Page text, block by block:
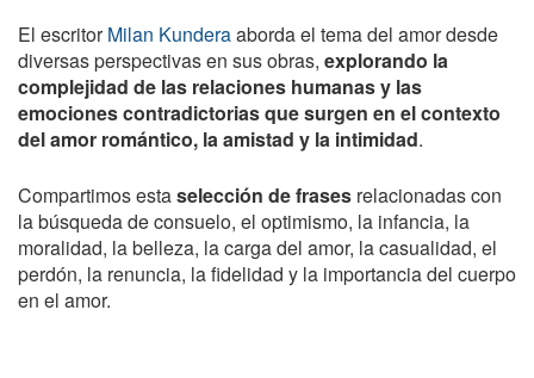
El escritorMilan Kunderaaborda el tema del amor desde
diversas perspectivas en sus obras, explorando la
complejidad de las relaciones humanas y las
emociones contradictorias que surgen en el contexto
del amor romántico, la amistad y la intimidad.
Compartimos estaselección de frases relacionadas con
la búsqueda de consuelo, el optimismo, la infancia, la
moralidad, la belleza, la carga del amor, la casualidad, el
perdón, la renuncia, la fidelidad y la importancia del cuerpo
en el amor.